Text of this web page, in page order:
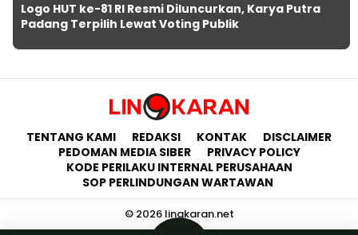
Logo HUT ke-81 RI Resmi Diluncurkan, Karya Putra
Padang Terpilih Lewat Voting Publik
TENTANG KAMI REDAKSI KONTAK
DISCLAIMER
PEDOMAN MEDIA SIBER
PRIVACY POLICY
KODE PERILAKU INTERNAL PERUSAHAAN
SOP PERLINDUNGAN WARTAWAN
© 2026 lingkaran.net